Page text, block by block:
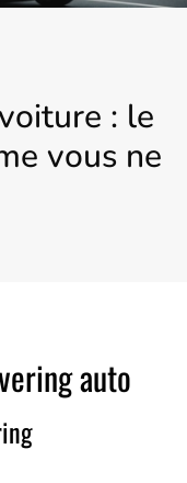
: le
vous ne
auto